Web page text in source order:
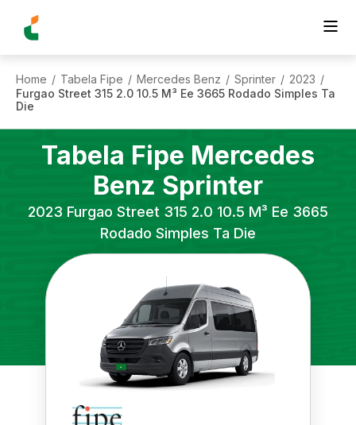
Home / Tabela Fipe / Mercedes Benz / Sprinter / 2023 /
Furgao Street 315 2.0 10.5 M³ Ee 3665 Rodado Simples Ta
Die
Tabela Fipe Mercedes
Benz Sprinter
2023 Furgao Street 315 2.0 10.5 M³ Ee 3665
Rodado Simples Ta Die